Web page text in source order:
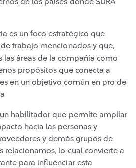
de los países donde SURA
es un foco estratégico que
trabajo mencionados y que,
las áreas de la compañía como
propósitos que conecta a
en un objetivo común en pro de
habilitador que permite ampliar
hacia las personas y
y demás grupos de
relacionamos, lo cual convierte a
para influenciar esta